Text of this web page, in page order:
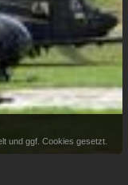
und ggf. Cookies gesetzt.